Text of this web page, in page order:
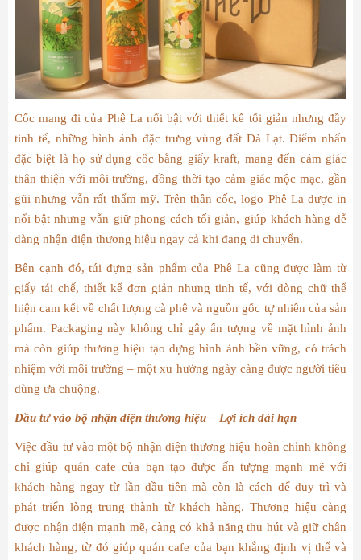
Cốc mang đi của Phê La nổi bật với thiết kế tối giản nhưng đầy
tinh tế, những hình ảnh đặc trưng vùng đất Đà Lạt. Điểm nhấn
đặc biệt là họ sử dụng cốc bằng giấy kraft, mang đến cảm giác
thân thiện với môi trường, đồng thời tạo cảm giác mộc mạc, gần
gũi nhưng vẫn rất thẩm mỹ. Trên thân cốc, logo Phê La được in
nổi bật nhưng vẫn giữ phong cách tối giản, giúp khách hàng dễ
dàng nhận diện thương hiệu ngay cả khi đang di chuyển.
Bên cạnh đó, túi đựng sản phẩm của Phê La cũng được làm từ
giấy tái chế, thiết kế đơn giản nhưng tinh tế, với dòng chữ thể
hiện cam kết về chất lượng cà phê và nguồn gốc tự nhiên của sản
phẩm. Packaging này không chỉ gây ấn tượng về mặt hình ảnh
mà còn giúp thương hiệu tạo dựng hình ảnh bền vững, có trách
nhiệm với môi trường – một xu hướng ngày càng được người tiêu
dùng ưa chuộng.
Đầu tư vào bộ nhận diện thương hiệu – Lợi ích dài hạn
Việc đầu tư vào một bộ nhận diện thương hiệu hoàn chỉnh không
chỉ giúp quán cafe của bạn tạo được ấn tượng mạnh mẽ với
khách hàng ngay từ lần đầu tiên mà còn là cách để duy trì và
phát triển lòng trung thành từ khách hàng. Thương hiệu càng
được nhận diện mạnh mẽ, càng có khả năng thu hút và giữ chân
khách hàng, từ đó giúp quán cafe của bạn khẳng định vị thế và